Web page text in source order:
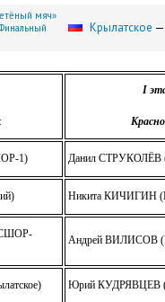
мяч»
Крылатское
I
1) Данил СТРУКОЛЁВ
Никита КИЧИГИН
Андрей ВИЛИСОВ
Юрий КУДРЯВЦЕВ